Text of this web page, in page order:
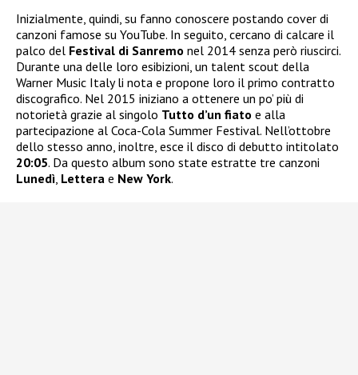
Inizialmente, quindi, su fanno conoscere postando cover di
canzoni famose su YouTube. In seguito, cercano di calcare il
palco del Festival di Sanremo nel 2014 senza però riuscirci.
Durante una delle loro esibizioni, un talent scout della
Warner Music Italy li nota e propone loro il primo contratto
discografico. Nel 2015 iniziano a ottenere un po’ più di
notorietà grazie al singolo Tutto d’un fiato e alla
partecipazione al Coca-Cola Summer Festival. Nell’ottobre
dello stesso anno, inoltre, esce il disco di debutto intitolato
20:05. Da questo album sono state estratte tre canzoni
Lunedì, Lettera e New York.